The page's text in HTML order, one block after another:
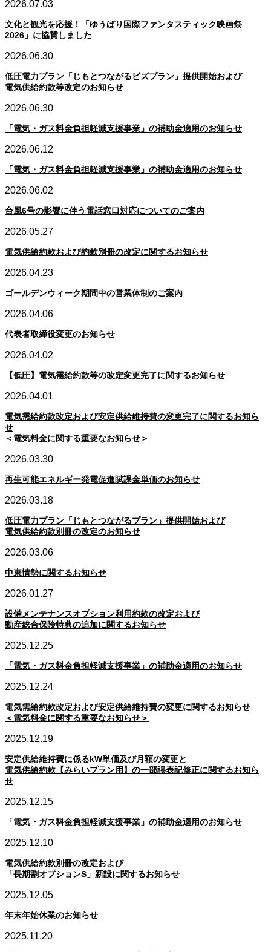
2026.07.03
文化と観光を応援！「ゆうばり国際ファンタスティック映画祭
2026」に協賛しました
2026.06.30
低圧電力プラン「じもとつながるビズプラン」提供開始および
電気供給約款等改定のお知らせ
2026.06.30
「電気・ガス料金負担軽減支援事業」の補助金適用のお知らせ
2026.06.12
「電気・ガス料金負担軽減支援事業」の補助金適用のお知らせ
2026.06.02
台風6号の影響に伴う電話窓口対応についてのご案内
2026.05.27
電気供給約款および約款別冊の改定に関するお知らせ
2026.04.23
ゴールデンウィーク期間中の営業体制のご案内
2026.04.06
代表者取締役変更のお知らせ
2026.04.02
【低圧】電気需給約款等の改定変更完了に関するお知らせ
2026.04.01
電気需給約款改定および安定供給維持費の変更完了に関するお知ら
せ
＜電気料金に関する重要なお知らせ＞
2026.03.30
再生可能エネルギー発電促進賦課金単価のお知らせ
2026.03.18
低圧電力プラン「じもとつながるプラン」提供開始および
電気供給約款別冊の改定のお知らせ
2026.03.06
中東情勢に関するお知らせ
2026.01.27
設備メンテナンスオプション利用約款の改定および
動産総合保険特典の追加に関するお知らせ
2025.12.25
「電気・ガス料金負担軽減支援事業」の補助金適用のお知らせ
2025.12.24
電気需給約款改定および安定供給維持費の変更に関するお知らせ
＜電気料金に関する重要なお知らせ＞
2025.12.19
安定供給維持費に係るkW単価及び月額の変更と
電気供給約款【みらいプラン用】の一部誤表記修正に関するお知ら
せ
2025.12.15
「電気・ガス料金負担軽減支援事業」の補助金適用のお知らせ
2025.12.10
電気供給約款別冊の改定および
「長期割オプションS」新設に関するお知らせ
2025.12.05
年末年始休業のお知らせ
2025.11.20